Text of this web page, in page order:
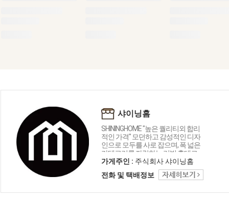
샤이닝홈
SHININGHOME "높은 퀄리티외 합리
적인 가격" 모던하고 감성적인 디자
인으로 모두를 사로 잡으며, 폭 넓은
카테고리를 자랑하는 리빙 홈데코
인테리어 샤이닝홈입니다.
가게주인 : 주식회사 샤이닝홈
전화 및 택배정보